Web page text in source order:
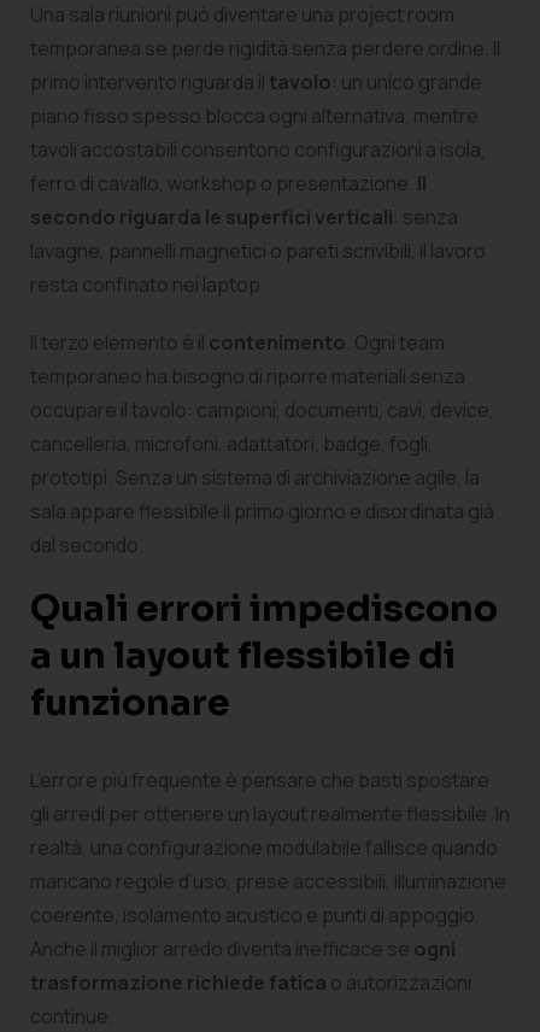
Una sala riunioni può diventare una project room
temporanea se perde rigidità senza perdere ordine. Il
primo intervento riguarda il tavolo: un unico grande
piano fisso spesso blocca ogni alternativa, mentre
tavoli accostabili consentono configurazioni a isola,
ferro di cavallo, workshop o presentazione. Il
secondo riguarda le superfici verticali: senza
lavagne, pannelli magnetici o pareti scrivibili, il lavoro
resta confinato nei laptop.
Il terzo elemento è il contenimento. Ogni team
temporaneo ha bisogno di riporre materiali senza
occupare il tavolo: campioni, documenti, cavi, device,
cancelleria, microfoni, adattatori, badge, fogli,
prototipi. Senza un sistema di archiviazione agile, la
sala appare flessibile il primo giorno e disordinata già
dal secondo.
Quali errori impediscono
a un layout flessibile di
funzionare
L’errore più frequente è pensare che basti spostare
gli arredi per ottenere un layout realmente flessibile. In
realtà, una configurazione modulabile fallisce quando
mancano regole d’uso, prese accessibili, illuminazione
coerente, isolamento acustico e punti di appoggio.
Anche il miglior arredo diventa inefficace se ogni
trasformazione richiede fatica o autorizzazioni
continue.